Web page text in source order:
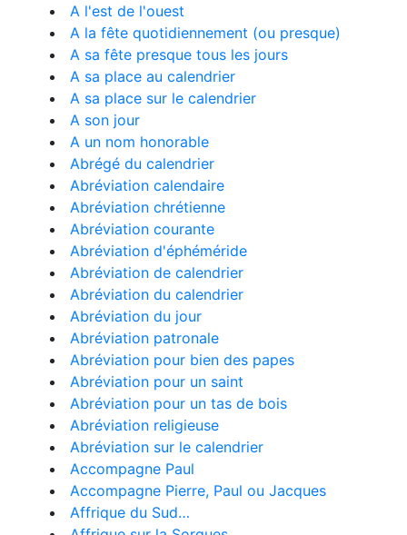
A l'est de l'ouest
A la fête quotidiennement (ou presque)
A sa fête presque tous les jours
A sa place au calendrier
A sa place sur le calendrier
A son jour
A un nom honorable
Abrégé du calendrier
Abréviation calendaire
Abréviation chrétienne
Abréviation courante
Abréviation d'éphéméride
Abréviation de calendrier
Abréviation du calendrier
Abréviation du jour
Abréviation patronale
Abréviation pour bien des papes
Abréviation pour un saint
Abréviation pour un tas de bois
Abréviation religieuse
Abréviation sur le calendrier
Accompagne Paul
Accompagne Pierre, Paul ou Jacques
Affrique du Sud…